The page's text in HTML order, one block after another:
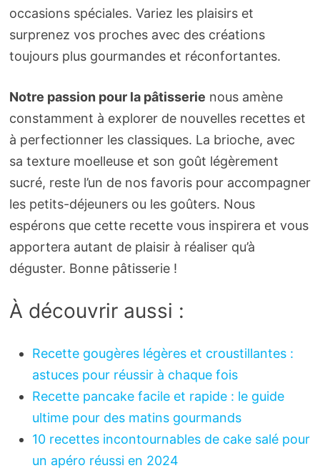
occasions spéciales. Variez les plaisirs et
surprenez vos proches avec des créations
toujours plus gourmandes et réconfortantes.
Notre passion pour la pâtisserie nous amène
constamment à explorer de nouvelles recettes et
à perfectionner les classiques. La brioche, avec
sa texture moelleuse et son goût légèrement
sucré, reste l’un de nos favoris pour accompagner
les petits-déjeuners ou les goûters. Nous
espérons que cette recette vous inspirera et vous
apportera autant de plaisir à réaliser qu’à
déguster. Bonne pâtisserie !
À découvrir aussi :
Recette gougères légères et croustillantes :
astuces pour réussir à chaque fois
Recette pancake facile et rapide : le guide
ultime pour des matins gourmands
10 recettes incontournables de cake salé pour
un apéro réussi en 2024